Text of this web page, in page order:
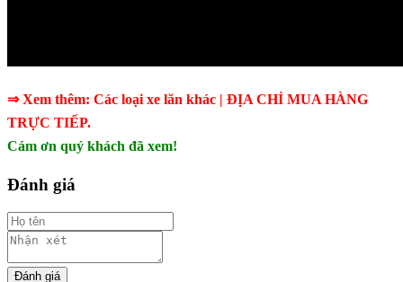
⇒ Xem thêm: Các loại xe lăn khác | ĐỊA CHỈ MUA HÀNG
TRỰC TIẾP.
Cám ơn quý khách đã xem!
Đánh giá